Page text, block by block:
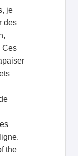
je
des
Ces
the